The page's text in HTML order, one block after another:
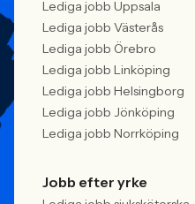
Lediga jobb Uppsala
Lediga jobb Västerås
Lediga jobb Örebro
Lediga jobb Linköping
Lediga jobb Helsingborg
Lediga jobb Jönköping
Lediga jobb Norrköping
Jobb efter yrke